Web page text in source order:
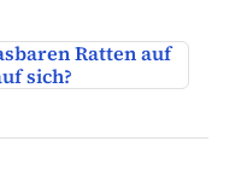
Ratten auf
sich?